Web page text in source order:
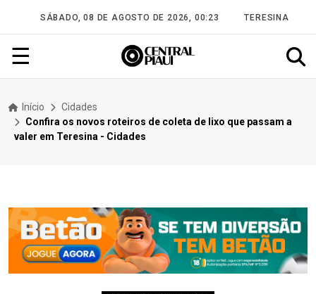
SÁBADO, 08 DE AGOSTO DE 2026, 00:23 TERESINA
☰
Início
Cidades
Confira os novos roteiros de coleta de lixo que passam a
valer em Teresina - Cidades